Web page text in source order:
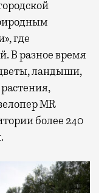
где
В разное время
ландыши,
MR
более 240